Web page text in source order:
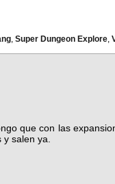
Super Dungeon Explore
que con las
y salen ya.